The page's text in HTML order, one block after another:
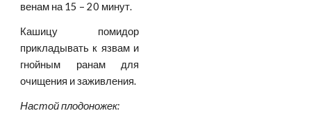
венам на 15 – 20 минут.
Кашицу помидор
прикладывать к язвам и
гнойным ранам для
очищения и заживления.
Настой плодоножек: